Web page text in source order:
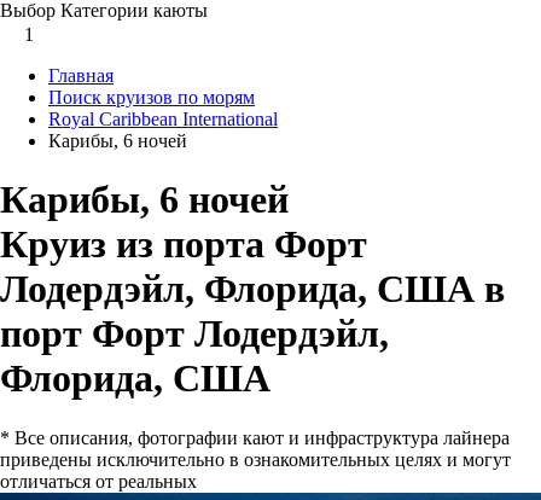
Выбор Категории каюты
1
Главная
Поиск круизов по морям
Royal Caribbean International
Карибы, 6 ночей
Карибы, 6 ночей
Круиз из порта Форт
Лодердэйл, Флорида, США в
порт Форт Лодердэйл,
Флорида, США
* Все описания, фотографии кают и инфраструктура лайнера
приведены исключительно в ознакомительных целях и могут
отличаться от реальных